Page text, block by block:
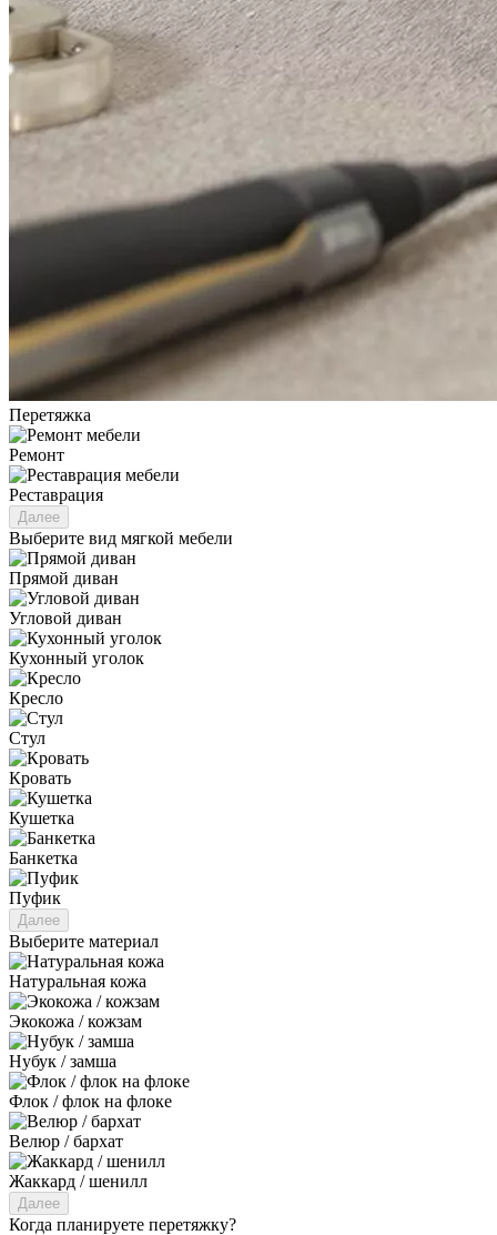
Перетяжка
Ремонт
Реставрация
Далее
Выберите вид мягкой мебели
Прямой диван
Угловой диван
Кухонный уголок
Кресло
Стул
Кровать
Кушетка
Банкетка
Пуфик
Далее
Выберите материал
Натуральная кожа
Экокожа / кожзам
Нубук / замша
Флок / флок на флоке
Велюр / бархат
Жаккард / шенилл
Далее
Когда планируете перетяжку?